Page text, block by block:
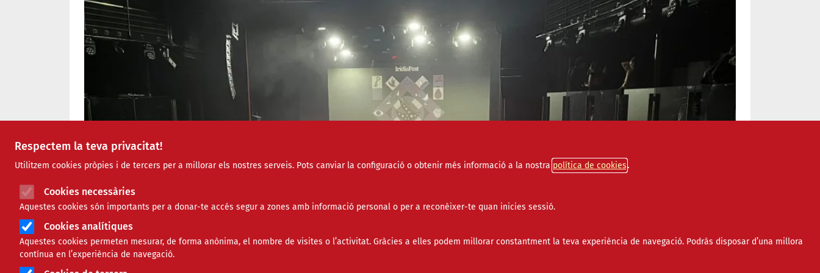
Respectem la teva privacitat!
Utilitzem cookies pròpies i de tercers per a millorar els nostres serveis. Pots canviar la configuració o obtenir més informació a la nostra política de cookies
Cookies necessàries
Aquestes cookies són importants per a donar-te accés segur a zones amb informació personal o per a reconèixer-te quan inicies sessió.
Cookies analítiques
Aquestes cookies permeten mesurar, de forma anònima, el nombre de visites o l’activitat. Gràcies a elles podem millorar constantment la teva experiència de navegació. Podràs disposar d’una millora
contínua en l’experiència de navegació.